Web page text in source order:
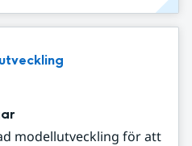
modellutveckling för att